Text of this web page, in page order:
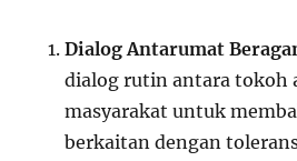
Dialog Antarumat
dialog rutin antara tokoh
masyarakat untuk
berkaitan dengan